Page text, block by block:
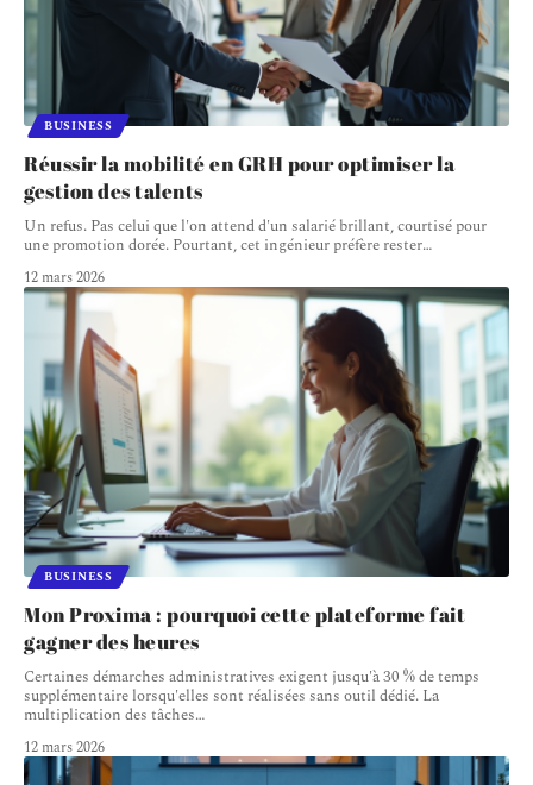
BUSINESS
Réussir la mobilité en GRH pour optimiser la
gestion des talents
Un refus. Pas celui que l'on attend d'un salarié brillant, courtisé pour
une promotion dorée. Pourtant, cet ingénieur préfère rester…
12 mars 2026
BUSINESS
Mon Proxima : pourquoi cette plateforme fait
gagner des heures
Certaines démarches administratives exigent jusqu'à 30 % de temps
supplémentaire lorsqu'elles sont réalisées sans outil dédié. La
multiplication des tâches…
12 mars 2026